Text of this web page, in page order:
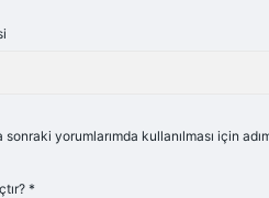
sonraki yorumlarımda kullanılması için
*